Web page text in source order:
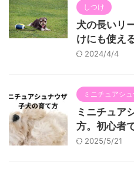
しつけ
犬の長いリ
けにも使え
2024/4/4
ミニチュアシ
ミニチュア
方。初心者
2025/5/21